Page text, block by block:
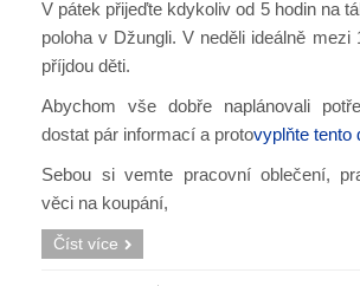
V pátek přijeďte kdykoliv od 5 hodin na
poloha v Džungli. V neděli ideálně mezi
příjdou děti.
Abychom vše dobře naplánovali
dostat pár informací a protovyplňte tento
Sebou si vemte pracovní oblečení,
věci na koupání,
Číst více